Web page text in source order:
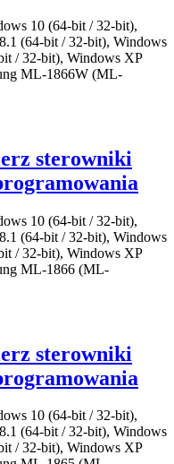
10 (64-bit / 32-bit),
(64-bit / 32-bit), Windows
/ 32-bit), Windows XP
ML-1866W (ML-
sterowniki
10 (64-bit / 32-bit),
(64-bit / 32-bit), Windows
/ 32-bit), Windows XP
ML-1866 (ML-
sterowniki
10 (64-bit / 32-bit),
(64-bit / 32-bit), Windows
/ 32-bit), Windows XP